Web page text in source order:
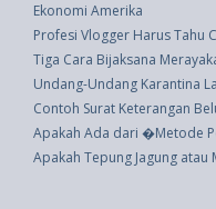
Ekonomi Amerika
Profesi Vlogger Harus Tahu
Tiga Cara Bijaksana
Undang-Undang Karantina
Contoh Surat Keterangan
Apakah Ada dari �Metode
Apakah Tepung Jagung atau